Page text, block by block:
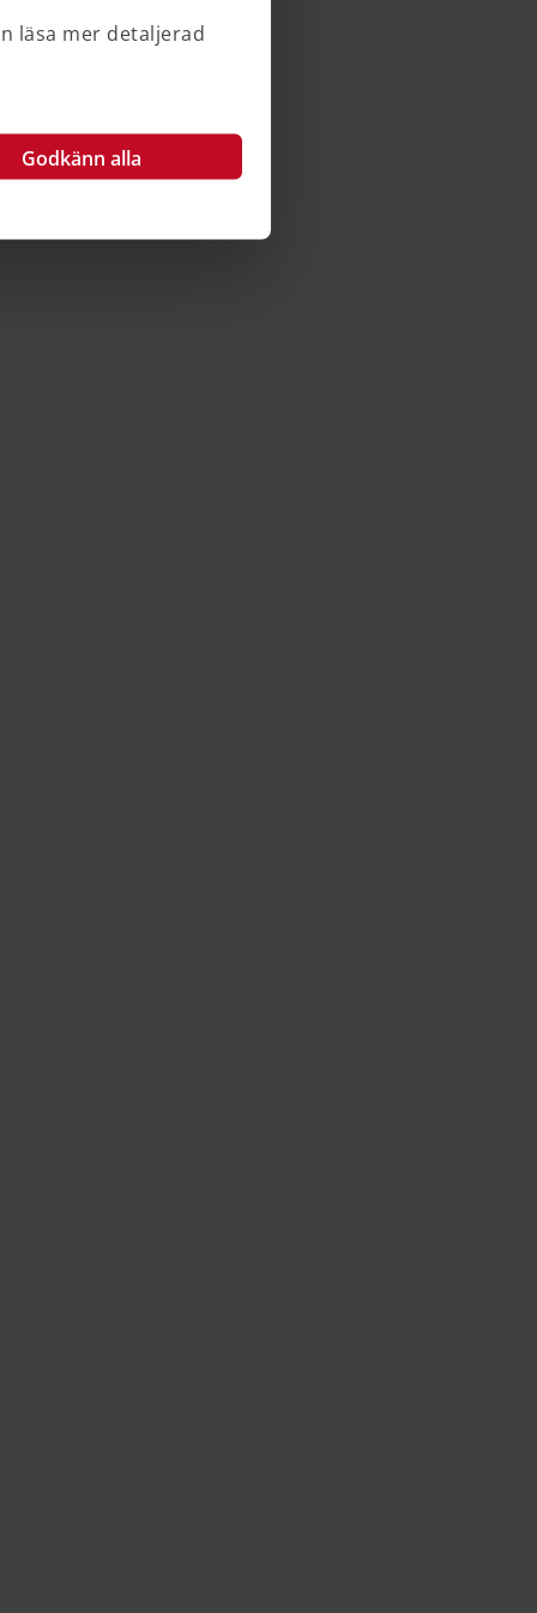
läsa mer detaljerad
Godkänn alla